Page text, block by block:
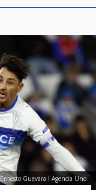
Ernesto Guevara I Agencia Uno